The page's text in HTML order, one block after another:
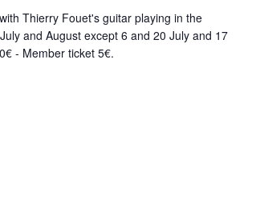
Thierry Fouet's guitar playing in the
and August except 6 and 20 July and 17
- Member ticket 5€.